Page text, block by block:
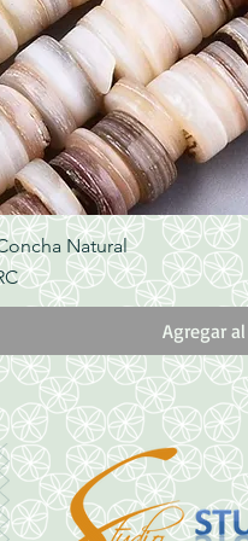
Vista
Natural
Agregar